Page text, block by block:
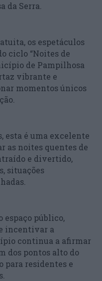
da Serra.
os espetáculos
ciclo “Noites de
de Pampilhosa
vibrante e
momentos únicos
esta é uma excelente
as noites quentes de
e divertido,
situações
espaço público,
incentivar a
continua a afirmar
dos pontos alto do
para residentes e